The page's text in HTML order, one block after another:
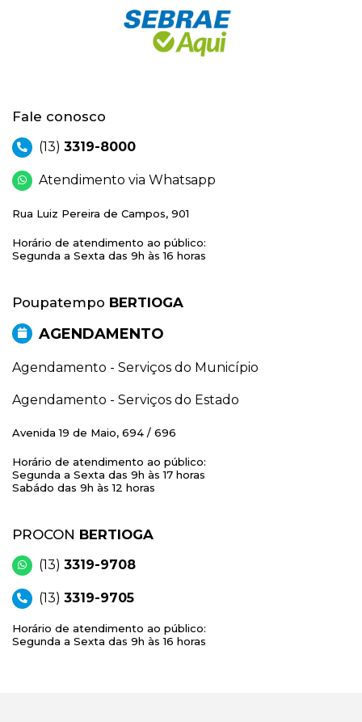
Fale conosco
(13) 3319-8000
Atendimento via Whatsapp
Rua Luiz Pereira de Campos, 901
Horário de atendimento ao público:
Segunda a Sexta das 9h às 16 horas
Poupatempo BERTIOGA
AGENDAMENTO
Agendamento - Serviços do Município
Agendamento - Serviços do Estado
Avenida 19 de Maio, 694 / 696
Horário de atendimento ao público:
Segunda a Sexta das 9h às 17 horas
Sabádo das 9h às 12 horas
PROCON BERTIOGA
(13) 3319-9708
(13) 3319-9705
Horário de atendimento ao público:
Segunda a Sexta das 9h às 16 horas